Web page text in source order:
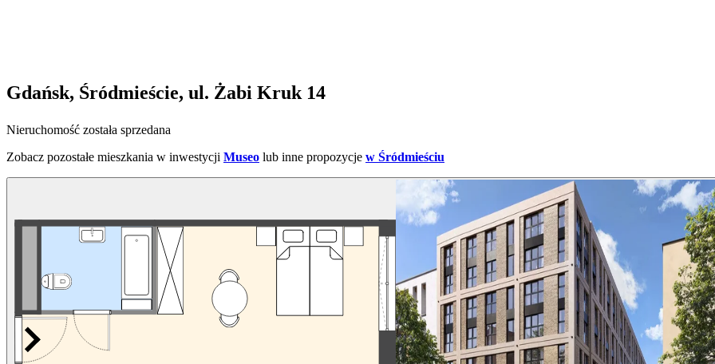
Gdańsk, Śródmieście, ul. Żabi Kruk 14
Nieruchomość została sprzedana
Zobacz pozostałe mieszkania w inwestycji Museo lub inne propozycje w Śródmieściu